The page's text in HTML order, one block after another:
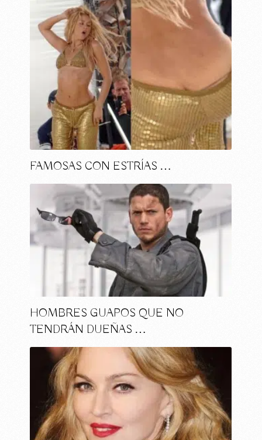
FAMOSAS CON ESTRÍAS …
HOMBRES GUAPOS QUE NO
TENDRÁN DUEÑAS …